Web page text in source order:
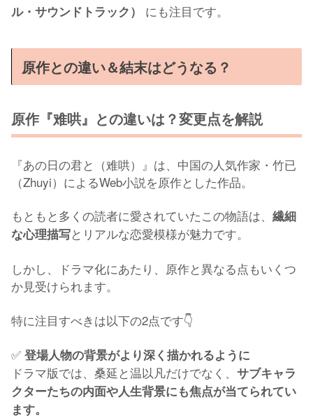
ル・サウンドトラック）
にも注目です。
原作との違い＆結末はどうなる？
原作『难哄』との違いは？変更点を解説
『あの日の君と（难哄）』は、中国の人気作家・竹已
（Zhuyi）によるWeb小説を原作とした作品。
もともと多くの読者に愛されていたこの物語は、 繊細
な心理描写とリアルな恋愛模様が魅力です。
しかし、ドラマ化にあたり、原作と異なる点もいくつ
か見受けられます。
特に注目すべきは以下の2点です👇
✅ 登場人物の背景がより深く描かれるように
ドラマ版では、桑延と温以凡だけでなく、 サブキャラ
クターたちの内面や人生背景にも焦点が当てられてい
ます。